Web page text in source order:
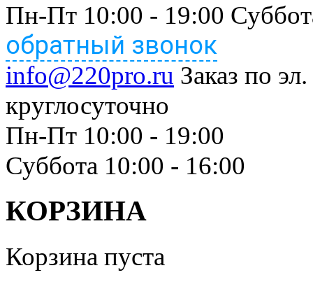
Пн-Пт 10:00 - 19:00
обратный звонок
info@220pro.ru Заказ по
круглосуточно
Пн-Пт 10:00 - 19:00
Суббота 10:00 - 16:00
КОРЗИНА
Корзина пуста